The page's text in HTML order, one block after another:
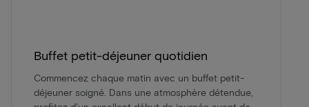
Buffet petit-déjeuner quotidien
Commencez chaque matin avec un buffet petit-
déjeuner soigné. Dans une atmosphère détendue,